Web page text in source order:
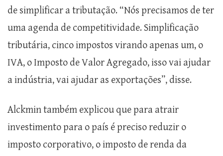
de simplificar a tributação. “Nós precisamos de ter
uma agenda de competitividade. Simplificação
tributária, cinco impostos virando apenas um, o
IVA, o Imposto de Valor Agregado, isso vai ajudar
a indústria, vai ajudar as exportações”, disse.
Alckmin também explicou que para atrair
investimento para o país é preciso reduzir o
imposto corporativo, o imposto de renda da